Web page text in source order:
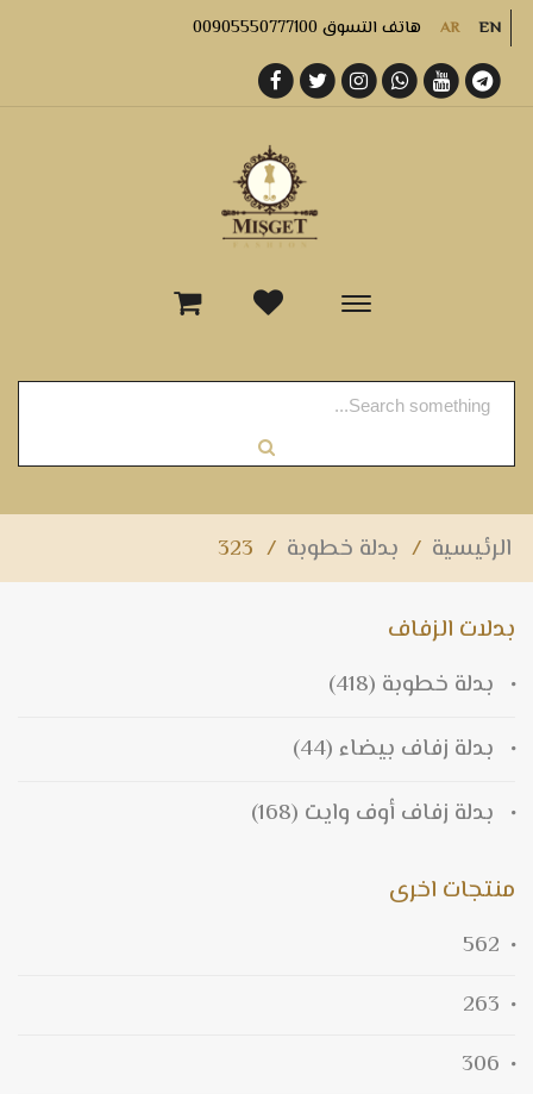
AR EN هاتف التسوق 00905550777100
-
الرئيسية / بدلة خطوبة /
323
بدلات الزفاف
بدلة خطوبة (418)
بدلة زفاف بيضاء (44)
بدلة زفاف أوف وايت (168)
منتجات اخرى
562
263
306